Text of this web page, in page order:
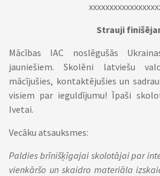
Strauji
Mācības IAC noslēgušās
jauniešiem. Skolēni latviešu
mācījušies, kontaktējušies un
visiem par ieguldījumu! Īpaši
Ivetai.
Vecāku atsauksmes:
Paldies brīnišķīgajai skolotājai par
vienkāršo un skaidro materiāla